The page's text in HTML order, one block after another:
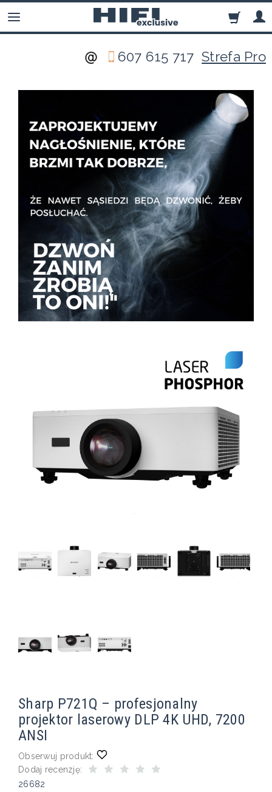
607 615 717Strefa Pro
Sharp P721Q – profesjonalny
projektor laserowy DLP 4K UHD, 7200
ANSI
Obserwuj produkt:
Dodaj recenzję:
26682